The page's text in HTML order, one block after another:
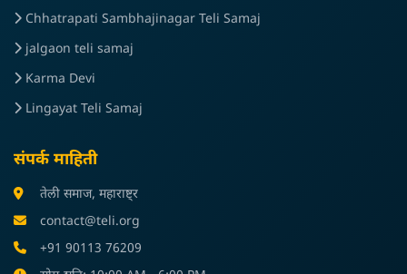
Chhatrapati Sambhajinagar Teli Samaj
jalgaon teli samaj
Karma Devi
Lingayat Teli Samaj
संपर्क माहिती
तेली समाज, महाराष्ट्र
contact@teli.org
+91 90113 76209